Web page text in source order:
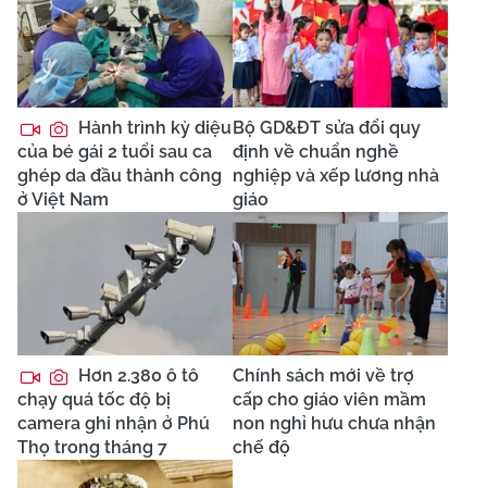
Hành trình kỳ diệu
của bé gái 2 tuổi sau ca
ghép da đầu thành công
ở Việt Nam
Bộ GD&ĐT sửa đổi quy
định về chuẩn nghề
nghiệp và xếp lương nhà
giáo
Hơn 2.380 ô tô
chạy quá tốc độ bị
camera ghi nhận ở Phú
Thọ trong tháng 7
Chính sách mới về trợ
cấp cho giáo viên mầm
non nghỉ hưu chưa nhận
chế độ